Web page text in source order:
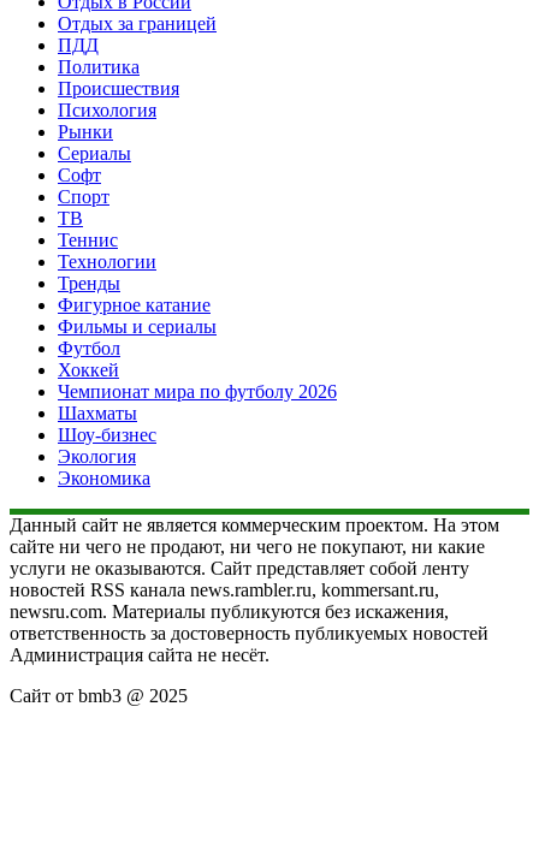
Отдых за границей
ПДД
Политика
Происшествия
Психология
Рынки
Сериалы
Софт
Спорт
ТВ
Теннис
Технологии
Тренды
Фигурное катание
Фильмы и сериалы
Футбол
Хоккей
Чемпионат мира по футболу 2026
Шахматы
Шоу-бизнес
Экология
Экономика
Данный сайт не является коммерческим проектом. На этом
сайте ни чего не продают, ни чего не покупают, ни какие
услуги не оказываются. Сайт представляет собой ленту
новостей RSS канала news.rambler.ru, kommersant.ru,
newsru.com. Материалы публикуются без искажения,
ответственность за достоверность публикуемых новостей
Администрация сайта не несёт.
Сайт от bmb3 @ 2025